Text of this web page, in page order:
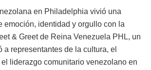
en Philadelphia vivió una
emoción, identidad y orgullo con la
& Greet de Reina Venezuela PHL, un
a representantes de la cultura, el
liderazgo comunitario venezolano en